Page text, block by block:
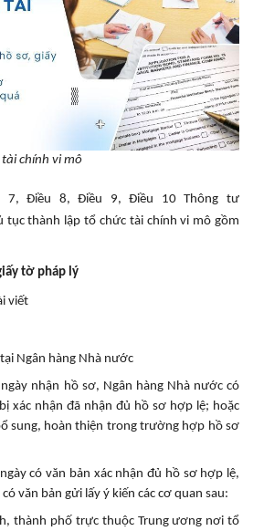
chính vi mô
7, Điều 8, Điều 9, Điều 10 Thông tư
tục thành lập tổ chức tài chính vi mô gồm
tờ pháp lý
viết
Ngân hàng Nhà nước
nhận hồ sơ, Ngân hàng Nhà nước có
xác nhận đã nhận đủ hồ sơ hợp lệ; hoặc
sung, hoàn thiện trong trường hợp hồ sơ
có văn bản xác nhận đủ hồ sơ hợp lệ,
văn bản gửi lấy ý kiến các cơ quan sau:
thành phố trực thuộc Trung ương nơi tổ